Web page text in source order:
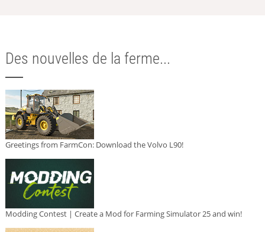
Des nouvelles de la ferme...
Greetings from FarmCon: Download the Volvo L90!
Modding Contest | Create a Mod for Farming Simulator 25 and win!